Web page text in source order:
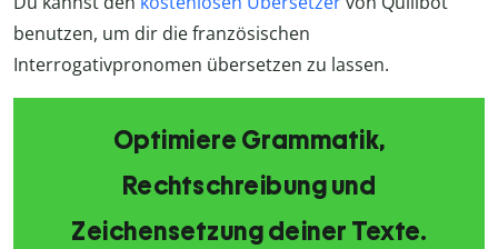
benutzen, um dir die französischen
Interrogativpronomen übersetzen zu lassen.
Optimiere Grammatik,
Rechtschreibung und
Zeichensetzung deiner Texte.